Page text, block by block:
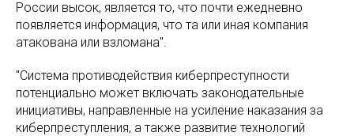
России высок, является то, что почти ежедневно
появляется информация, что та или иная компания
атакована или взломана".
"Система противодействия киберпреступности
потенциально может включать законодательные
инициативы, направленные на усиление наказания за
киберпреступления, а также развитие технологий